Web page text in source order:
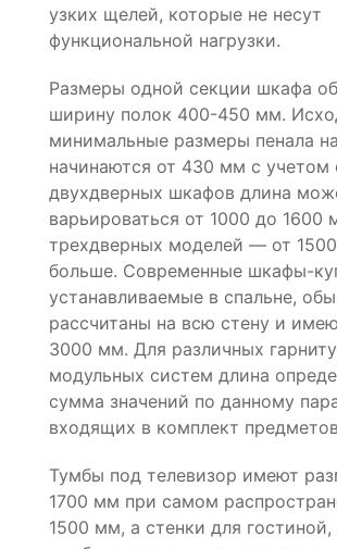
узких щелей, которые не несут
функциональной нагрузки.
Размеры одной секции шкафа
ширину полок 400-450 мм.
минимальные размеры пенала
начинаются от 430 мм с учетом
двухдверных шкафов длина
варьироваться от 1000 до 1600
трехдверных моделей — от
больше. Современные шкафы-
устанавливаемые в спальне,
рассчитаны на всю стену и
3000 мм. Для различных
модульных систем длина
сумма значений по данному
входящих в комплект
Тумбы под телевизор имеют
1700 мм при самом
1500 мм, а стенки для